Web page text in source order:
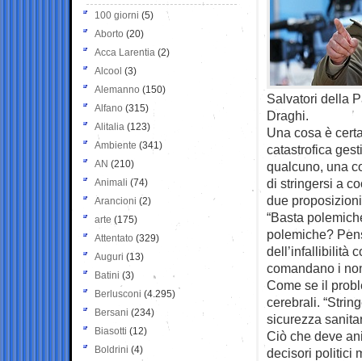
Salvatori della
Draghi.
Una cosa è
catastrofica
qualcuno, una
di stringersi a
due
“Basta
polemiche?
dell’infallibilità
comandano i
Come se il
cerebrali.
sicurezza
Ciò che deve
decisori politici
100 giorni (5)
Aborto (20)
Acca Larentia (2)
Alcool (3)
Alemanno (150)
Alfano (315)
Alitalia (123)
Ambiente (341)
AN (210)
Animali (74)
Arancioni (2)
arte (175)
Attentato (329)
Auguri (13)
Batini (3)
Berlusconi (4.295)
Bersani (234)
Biasotti (12)
Boldrini (4)